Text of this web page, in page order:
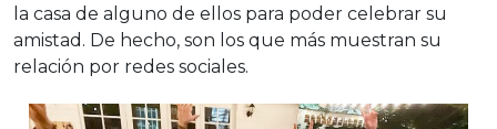
la casa de alguno de ellos para poder celebrar su
amistad. De hecho, son los que más muestran su
relación por redes sociales.